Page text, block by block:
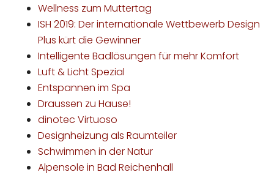
Wellness zum Muttertag
ISH 2019: Der internationale Wettbewerb Design
Plus kürt die Gewinner
Intelligente Badlösungen für mehr Komfort
Luft & Licht Spezial
Entspannen im Spa
Draussen zu Hause!
dinotec Virtuoso
Designheizung als Raumteiler
Schwimmen in der Natur
Alpensole in Bad Reichenhall